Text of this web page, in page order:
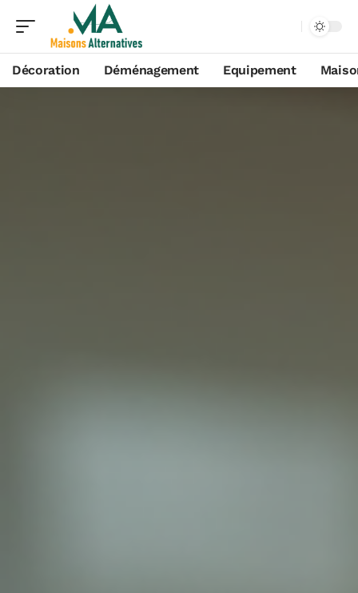
Décoration Déménagement Equipement